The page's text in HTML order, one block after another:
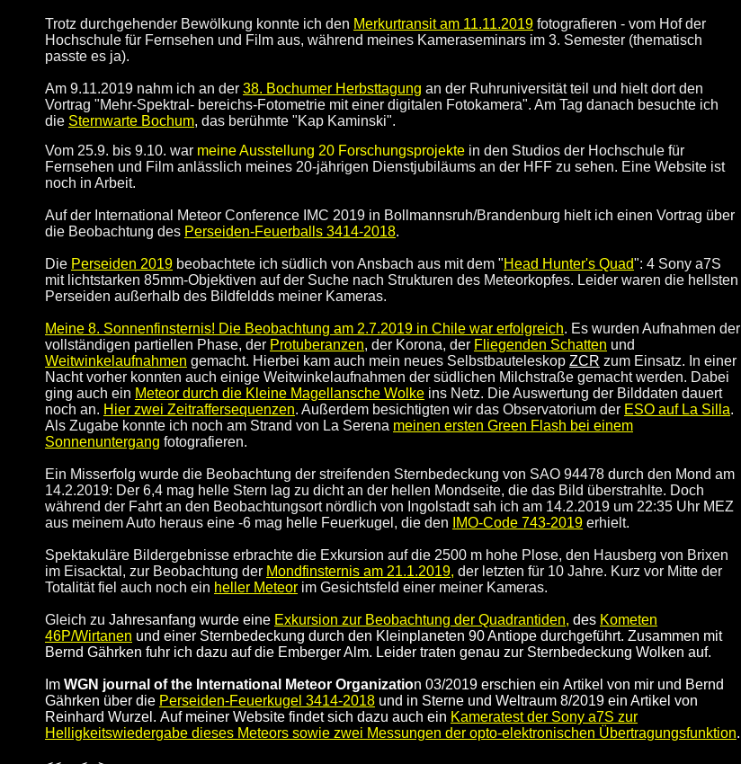
Trotz durchgehender Bewölkung konnte ich den Merkurtransit am 11.11.2019 fotografieren - vom Hof der
Hochschule für Fernsehen und Film aus, während meines Kameraseminars im 3. Semester (thematisch
passte es ja).
Am 9.11.2019 nahm ich an der 38. Bochumer Herbsttagung an der Ruhruniversität teil und hielt dort den
Vortrag "Mehr-Spektral- bereichs-Fotometrie mit einer digitalen Fotokamera". Am Tag danach besuchte ich
die Sternwarte Bochum, das berühmte "Kap Kaminski".
Vom 25.9. bis 9.10. war meineAusstellung 20 Forschungsprojekte in den Studios der Hochschule für
Fernsehen und Film anlässlich meines 20-jährigen Dienstjubiläums an der HFF zu sehen. Eine Website ist
noch in Arbeit.
Auf der International Meteor Conference IMC 2019 in Bollmannsruh/Brandenburg hielt ich einen Vortrag über
die Beobachtung des Perseiden-Feuerballs 3414-2018.
Die Perseiden 2019 beobachtete ich südlich von Ansbach aus mit dem "Head Hunter's Quad": 4 Sony a7S
mit lichtstarken 85mm-Objektiven auf der Suche nach Strukturen des Meteorkopfes. Leider waren die hellsten
Perseiden außerhalb des Bildfeldds meiner Kameras.
Meine 8. Sonnenfinsternis! Die Beobachtung am 2.7.2019 in Chile war erfolgreich. Es wurden Aufnahmen der
vollständigen partiellen Phase, der Protuberanzen, der Korona, der Fliegenden Schatten und
Weitwinkelaufnahmen gemacht. Hierbei kam auch mein neues Selbstbauteleskop ZCR zum Einsatz. In einer
Nacht vorher konnten auch einige Weitwinkelaufnahmen der südlichen Milchstraße gemacht werden. Dabei
ging auch ein Meteor durch die Kleine Magellansche Wolke ins Netz. Die Auswertung der Bilddaten dauert
noch an. Hier zwei Zeitraffersequenzen. Außerdem besichtigten wir das Observatorium der ESO auf La Silla.
Als Zugabe konnte ich noch am Strand von La Serena meinen ersten Green Flash bei einem
Sonnenuntergang fotografieren.
Ein Misserfolg wurde die Beobachtung der streifenden Sternbedeckung von SAO 94478 durch den Mond am
14.2.2019: Der 6,4 mag helle Stern lag zu dicht an der hellen Mondseite, die das Bild überstrahlte. Doch
während der Fahrt an den Beobachtungsort nördlich von Ingolstadt sah ich am 14.2.2019 um 22:35 Uhr MEZ
aus meinem Auto heraus eine -6 mag helle Feuerkugel, die den
IMO-Code 743-2019 erhielt.
Spektakuläre Bildergebnisse erbrachte die Exkursion auf die 2500 m hohe Plose, den Hausberg von Brixen
im Eisacktal, zur Beobachtung der Mondfinsternis am 21.1.2019, der letzten für 10 Jahre. Kurz vor Mitte der
Totalität fiel auch noch ein heller Meteor im Gesichtsfeld einer meiner Kameras.
Gleich zu Jahresanfang wurde eine Exkursion zur Beobachtung der Quadrantiden, des Kometen
46P/Wirtanen und einer Sternbedeckung durch den Kleinplaneten 90 Antiope durchgeführt. Zusammen mit
Bernd Gährken fuhr ich dazu auf die Emberger Alm. Leider traten genau zur Sternbedeckung Wolken auf.
Im WGN journal of the International Meteor Organization 03/2019 erschien ein Artikel von mir und Bernd
Gährken über die Perseiden-Feuerkugel 3414-2018 und in Sterne und Weltraum 8/2019 ein Artikel von
Reinhard Wurzel. Auf meiner Website findet sich dazu auch ein Kameratest der Sony a7S zur
Helligkeitswiedergabe dieses Meteors sowie zwei Messungen der opto-elektronischen Übertragungsfunktion.